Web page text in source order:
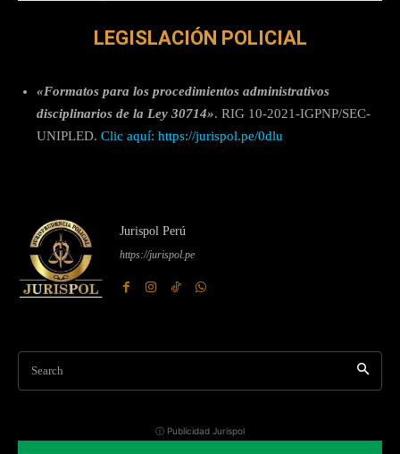
LEGISLACIÓN POLICIAL
«Formatos para los procedimientos administrativos
disciplinarios de la Ley 30714». RIG 10-2021-IGPNP/SEC-
UNIPLED. Clic aquí: https://jurispol.pe/0dlu
Jurispol Perú
https://jurispol.pe
Search
ⓘ Publicidad Jurispol